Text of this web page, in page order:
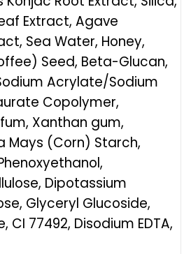
Extract, Agave
Sea Water, Honey,
Seed, Beta-Glucan,
Acrylate/Sodium
Copolymer,
Xanthan gum,
Mays (Corn) Starch,
Dipotassium
Glyceryl Glucoside,
77492, Disodium EDTA,